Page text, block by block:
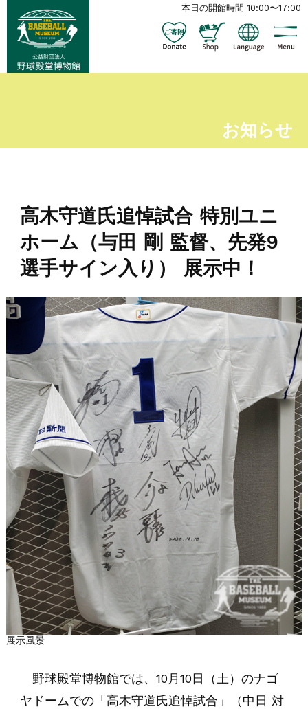
本日の開館時間 10:00〜17:00
お知らせ
高木守道氏追悼試合 特別ユニ
ホーム（与田 剛 監督、先発9
選手サイン入り） 展示中！
展示風景
野球殿堂博物館では、10月10日（土）のナゴ
ヤドームでの「高木守道氏追悼試合」（中日 対